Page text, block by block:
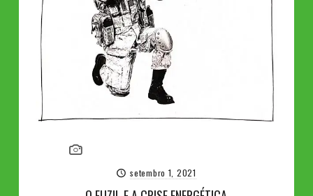
setembro 1, 2021